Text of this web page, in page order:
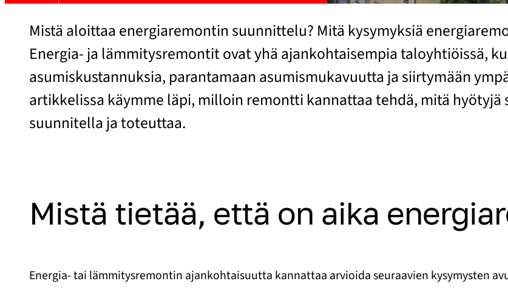
Mistä aloittaa energiaremontin suunnittelu? Mitä kysymyksiä
Energia- ja lämmitysremontit ovat yhä ajankohtaisempia taloyhtiöissä,
asumiskustannuksia, parantamaan asumismukavuutta ja siirtymään
artikkelissa käymme läpi, milloin remontti kannattaa tehdä, mitä
suunnitella ja toteuttaa.
Mistä tietää, että on aika
Energia- tai lämmitysremontin ajankohtaisuutta kannattaa arvioida seuraavien kysymysten